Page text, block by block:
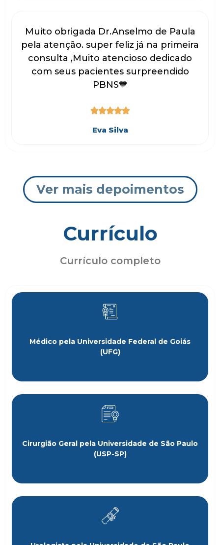
Muito obrigada Dr.Anselmo de Paula
pela atenção. super feliz já na primeira
consulta ,Muito atencioso dedicado
com seus pacientes surpreendido
PBNS💙

Eva Silva
Ver mais depoimentos
Currículo
Currículo completo
Médico pela Universidade Federal de Goiás
(UFG)
Cirurgião Geral pela Universidade de São Paulo
(USP-SP)